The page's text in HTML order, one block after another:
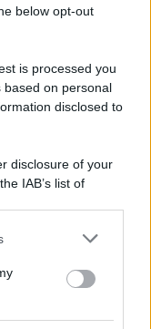
below opt-out
is processed you
based on personal
disclosed to
disclosure of your
IAB’s list of
us to third parties
- Testata
N. 8/2020 - RG N.
ALL’ANSO
ONLINE)